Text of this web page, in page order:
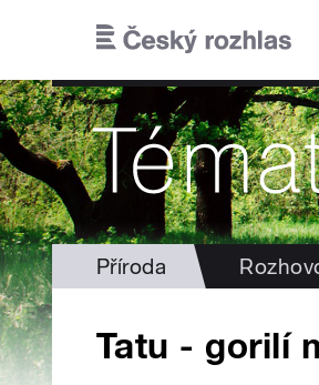
Příroda
Tatu - gorilí